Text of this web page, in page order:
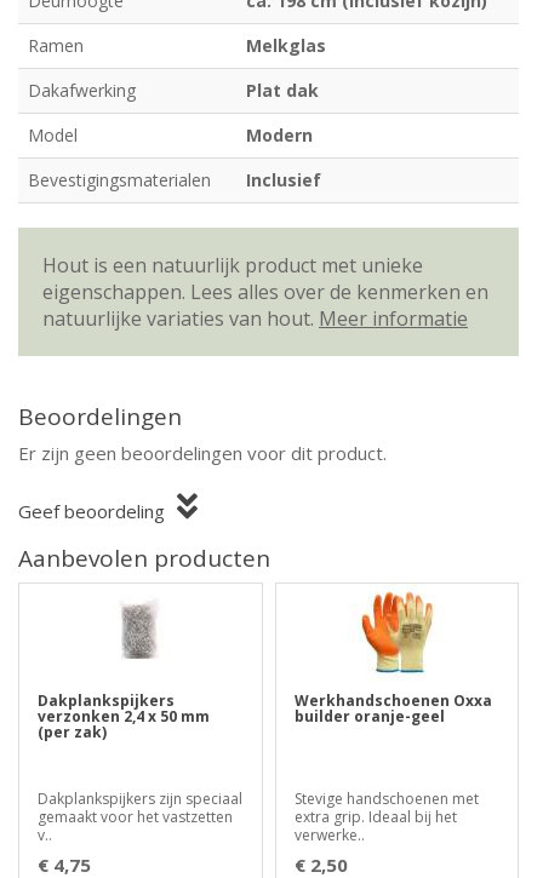
Ramen
Melkglas
Dakafwerking
Plat dak
Model
Modern
Bevestigingsmaterialen
Inclusief
Hout is een natuurlijk product met unieke
eigenschappen. Lees alles over de kenmerken en
natuurlijke variaties van hout. Meer informatie
Beoordelingen
Er zijn geen beoordelingen voor dit product.
Geef beoordeling
Aanbevolen producten
Dakplankspijkers
verzonken 2,4 x 50 mm
(per zak)
Dakplankspijkers zijn speciaal
gemaakt voor het vastzetten
v..
€ 4,75
Werkhandschoenen Oxxa
builder oranje-geel
Stevige handschoenen met
extra grip. Ideaal bij het
verwerke..
€ 2,50